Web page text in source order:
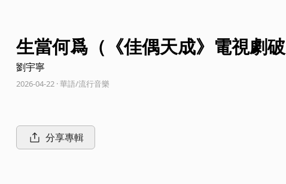
生當何爲（《佳偶天成》電視劇破
劉宇寧
2026-04-22 · 華語/流行音樂
分享專輯